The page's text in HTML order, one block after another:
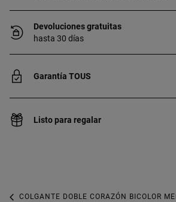
Devoluciones gratuitas
hasta 30 días
Garantía TOUS
Listo para regalar
COLGANTE DOBLE CORAZÓN BICOLOR